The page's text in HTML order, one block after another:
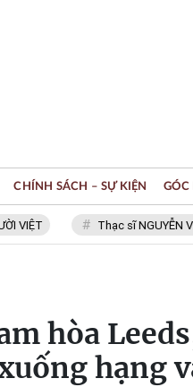
Thạc sĩ NGUYỄN VĂN CHÍ
CHÍNH SÁCH – SỰ KIỆN GÓC
hòa
hạng